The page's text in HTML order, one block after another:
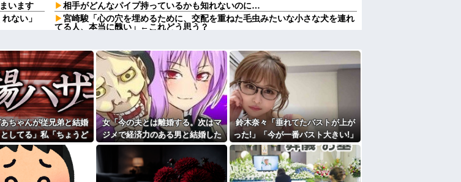
います
ない」
たし良か
た。「や
れて…
って耐え
否両論の
うなっち
にw w w
いDTな
相手がどんなパイプ持っているかも知れないのに…
宮崎駿「心の穴を埋めるために、交配を重ねた毛虫みたいな小さな犬を連れ
てる人、本当に醜い」←これどう思う？
【呆然】友人が褒められるとキレる国立大卒生活保護受給者友人。ちょっと
Bを褒めたらキレ散らかしてBの職場に電話したらしく…
トメ「食べきれない。収穫が大変」と言って、太さ8cm長さ30cm以上のク
ソマズ巨大きゅうりを1箱とか何なのｗｗ
高校３年生の女です。家が嫌いすぎて家を出て現在養護施設で暮らしていま
す
高校３年生の女です。家が嫌いすぎて家を出て現在養護施設で暮らしていま
す
旦那の祖父が亡くなった。私「エプロン持って行った方がいいよね」旦那
「余計な出費すんな。そんなもん買うなら今後一切金を出さねぇぞ」私「え
っ…」
【速報】ユニクロの置くだけセルフレジ、スーパーにも導入へ
ちゃんが従兄弟と結婚
してる」私「ちょうど
話利用するわ」→3日後
にまさかの展開…
女「今の夫とは離婚する。次はマ
ジメで経済力のある男と結婚した
いな」私「幸せになってね！」→
産科の授乳室で出会った女性のそ
の後が・・・
鈴木奈々「垂れてたバストが上が
った!」「今が一番バスト大きい!」
最新の身長・体重も報告